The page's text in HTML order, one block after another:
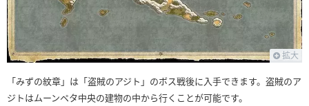
拡大
「みずの紋章」は「盗賊のアジト」のボス戦後に入手できます。盗賊のア
ジトはムーンペタ中央の建物の中から行くことが可能です。